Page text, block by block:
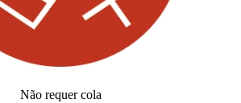
Não requer cola